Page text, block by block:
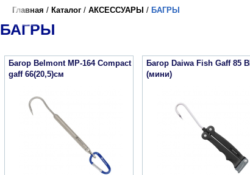
Главная / Каталог / АКСЕССУАРЫ / БАГРЫ
БАГРЫ
Багор Belmont MP-164 Compact
gaff 66(20,5)см
Багор Daiwa Fish Gaff 85
(мини)